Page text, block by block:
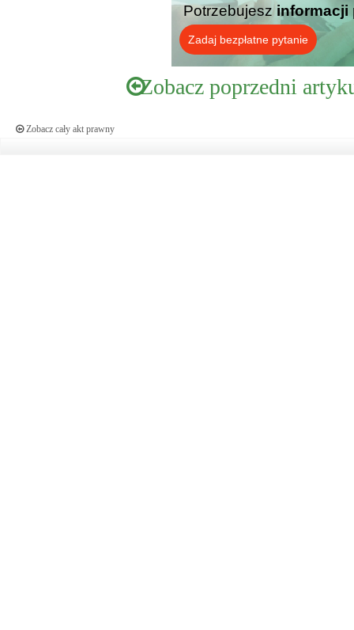
Potrzebujesz informacji
Zadaj bezpłatne pytanie
Zobacz poprzedni
Zobacz cały akt prawny